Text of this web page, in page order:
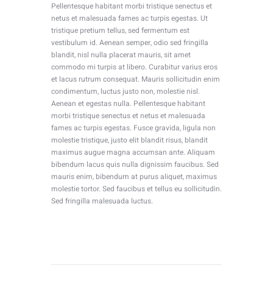
Pellentesque habitant morbi tristique senectus et
netus et malesuada fames ac turpis egestas. Ut
tristique pretium tellus, sed fermentum est
vestibulum id. Aenean semper, odio sed fringilla
blandit, nisl nulla placerat mauris, sit amet
commodo mi turpis at libero. Curabitur varius eros
et lacus rutrum consequat. Mauris sollicitudin enim
condimentum, luctus justo non, molestie nisl.
Aenean et egestas nulla. Pellentesque habitant
morbi tristique senectus et netus et malesuada
fames ac turpis egestas. Fusce gravida, ligula non
molestie tristique, justo elit blandit risus, blandit
maximus augue magna accumsan ante. Aliquam
bibendum lacus quis nulla dignissim faucibus. Sed
mauris enim, bibendum at purus aliquet, maximus
molestie tortor. Sed faucibus et tellus eu sollicitudin.
Sed fringilla malesuada luctus.